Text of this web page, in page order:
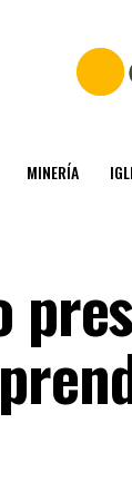
MINERÍA